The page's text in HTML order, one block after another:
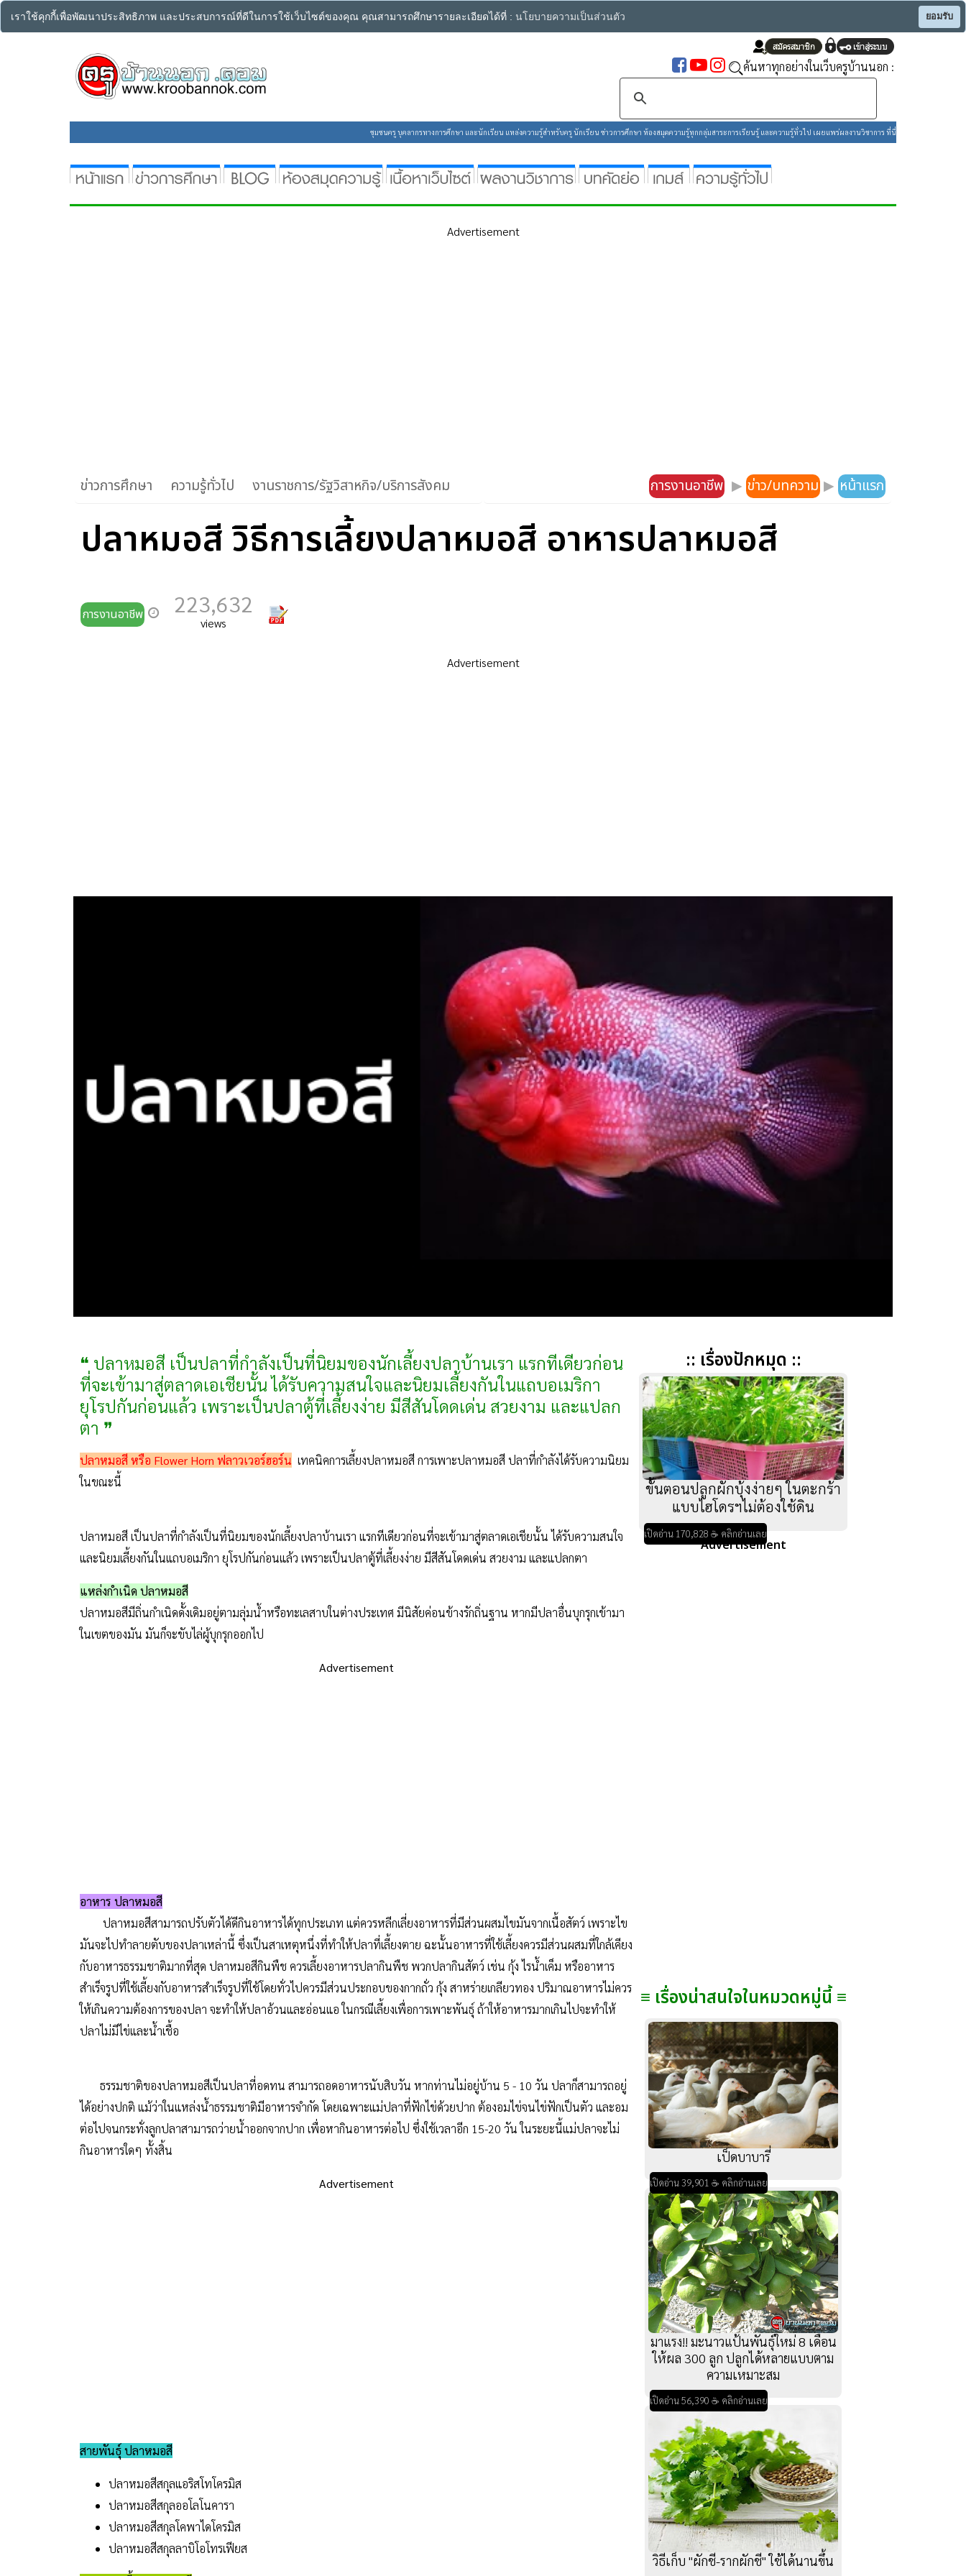
เราใช้คุกกี้เพื่อพัฒนาประสิทธิภาพ และประสบการณ์ที่ดีในการใช้เว็บไซต์ของคุณ คุณสามารถศึกษารายละเอียดได้ที่ : นโยบายความเป็นส่วนตัว ยอมรับ
ค้นหาทุกอย่างในเว็บครูบ้านนอก :
ชุมชนครู บุคลากรทางการศึกษา และนักเรียน แหล่งความรู้สำหรับครู นักเรียน ข่าวการศึกษา ห้องสมุดความรู้ทุกกลุ่มสาระการเรียนรู้ และความรู้ทั่วไป เผยแพร่ผลงานวิชาการ ที่นี่
Advertisement
ข่าวการศึกษา ความรู้ทั่วไป งานราชการ/รัฐวิสาหกิจ/บริการสังคม การงานอาชีพ ▶ ข่าว/บทความ ▶ หน้าแรก
ปลาหมอสี วิธีการเลี้ยงปลาหมอสี อาหารปลาหมอสี
การงานอาชีพ 223,632
views
Advertisement
❝ ปลาหมอสี เป็นปลาที่กำลังเป็นที่นิยมของนักเลี้ยงปลาบ้านเรา แรกทีเดียวก่อน
ที่จะเข้ามาสู่ตลาดเอเชียนั้น ได้รับความสนใจและนิยมเลี้ยงกันในแถบอเมริกา
ยุโรปกันก่อนแล้ว เพราะเป็นปลาตู้ที่เลี้ยงง่าย มีสีสันโดดเด่น สวยงาม และแปลก
ตา ❞
ปลาหมอสี หรือ Flower Horn ฟลาวเวอร์ฮอร์น เทคนิคการเลี้ยงปลาหมอสี การเพาะปลาหมอสี ปลาที่กำลังได้รับความนิยม
ในขณะนี้
ปลาหมอสี เป็นปลาที่กำลังเป็นที่นิยมของนักเลี้ยงปลาบ้านเรา แรกทีเดียวก่อนที่จะเข้ามาสู่ตลาดเอเชียนั้น ได้รับความสนใจ
และนิยมเลี้ยงกันในแถบอเมริกา ยุโรปกันก่อนแล้ว เพราะเป็นปลาตู้ที่เลี้ยงง่าย มีสีสันโดดเด่น สวยงาม และแปลกตา
แหล่งกำเนิด ปลาหมอสี
ปลาหมอสีมีถิ่นกำเนิดดั้งเดิมอยู่ตามลุ่มน้ำหรือทะเลสาบในต่างประเทศ มีนิสัยค่อนข้างรักถิ่นฐาน หากมีปลาอื่นบุกรุกเข้ามา
ในเขตของมัน มันก็จะขับไล่ผู้บุกรุกออกไป
Advertisement
อาหาร ปลาหมอสี
ปลาหมอสีสามารถปรับตัวได้ดีกินอาหารได้ทุกประเภท แต่ควรหลีกเลี่ยงอาหารที่มีส่วนผสมไขมันจากเนื้อสัตว์ เพราะไข
มันจะไปทำลายตับของปลาเหล่านี้ ซึ่งเป็นสาเหตุหนึ่งที่ทำให้ปลาที่เลี้ยงตาย ฉะนั้นอาหารที่ใช้เลี้ยงควรมีส่วนผสมที่ใกล้เคียง
กับอาหารธรรมชาติมากที่สุด ปลาหมอสีกินพืช ควรเลี้ยงอาหารปลากินพืช พวกปลากินสัตว์ เช่น กุ้ง ไรน้ำเค็ม หรืออาหาร
สำเร็จรูปที่ใช้เลี้ยงกับอาหารสำเร็จรูปที่ใช้โดยทั่วไปควรมีส่วนประกอบของกากถั่ว กุ้ง สาหร่ายเกลียวทอง ปริมาณอาหารไม่ควร
ให้เกินความต้องการของปลา จะทำให้ปลาอ้วนและอ่อนแอ ในกรณีเลี้ยงเพื่อการเพาะพันธุ์ ถ้าให้อาหารมากเกินไปจะทำให้
ปลาไม่มีไข่และน้ำเชื้อ
ธรรมชาติของปลาหมอสีเป็นปลาที่อดทน สามารถอดอาหารนับสิบวัน หากท่านไม่อยู่บ้าน 5 - 10 วัน ปลาก็สามารถอยู่
ได้อย่างปกติ แม้ว่าในแหล่งน้ำธรรมชาติมีอาหารจำกัด โดยเฉพาะแม่ปลาที่ฟักไข่ด้วยปาก ต้องอมไข่จนไข่ฟักเป็นตัว และอม
ต่อไปจนกระทั่งลูกปลาสามารถว่ายน้ำออกจากปาก เพื่อหากินอาหารต่อไป ซึ่งใช้เวลาอีก 15-20 วัน ในระยะนี้แม่ปลาจะไม่
กินอาหารใดๆ ทั้งสิ้น
Advertisement
สายพันธุ์ ปลาหมอสี
ปลาหมอสีสกุลแอริสโทโครมิส
ปลาหมอสีสกุลออโลโนคารา
ปลาหมอสีสกุลโคพาไดโครมิส
ปลาหมอสีสกุลลาบิโอโทรเฟียส
:: เรื่องปักหมุด ::
ขั้นตอนปลูกผักบุ้งง่ายๆ ในตะกร้า
แบบไฮโดรฯไม่ต้องใช้ดิน
เปิดอ่าน 170,828 ☕ คลิกอ่านเลย
Advertisement
≡ เรื่องน่าสนใจในหมวดหมู่นี้ ≡
เป็ดบาบารี่
เปิดอ่าน 39,901 ☕ คลิกอ่านเลย
มาแรง!! มะนาวแป้นพันธุ์ใหม่ 8 เดือน
ให้ผล 300 ลูก ปลูกได้หลายแบบตาม
ความเหมาะสม
เปิดอ่าน 56,390 ☕ คลิกอ่านเลย
วิธีเก็บ "ผักชี-รากผักชี" ใช้ได้นานขึ้น